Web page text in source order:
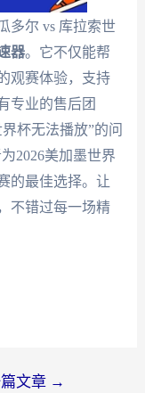
多尔 vs 库拉索世
器。它不仅能帮
观赛体验，支持
专业的售后团
杯无法播放”的问
2026美加墨世界
的最佳选择。让
不错过每一场精
文章 →